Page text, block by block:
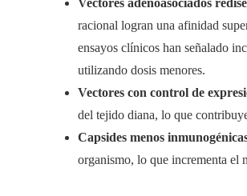
Vectores adenoasociados
racional logran una afinidad
ensayos clínicos han señalado
utilizando dosis menores.
Vectores con control de
del tejido diana, lo que
Capsides menos
organismo, lo que incrementa el